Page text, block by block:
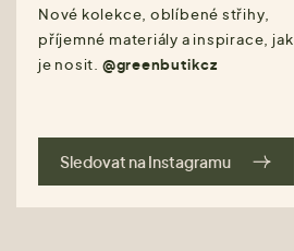
Nové kolekce, oblíbené střihy,
příjemné materiály a inspirace, jak
je nosit. @greenbutikcz
Sledovat na Instagramu